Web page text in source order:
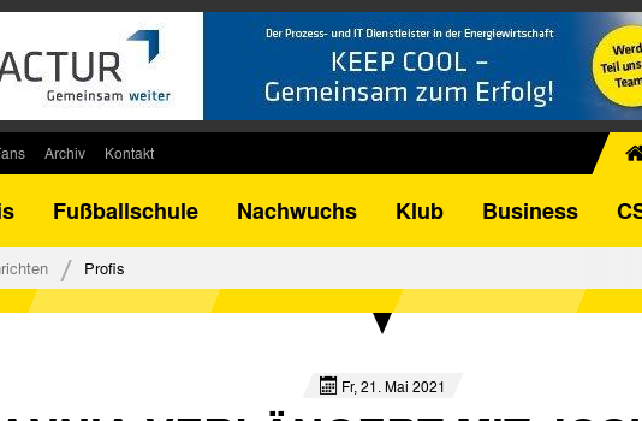
Fan-Klubs
Archiv
Bilanz DFB-Pokal
Kontakt
Fußballschule Nachwuchs Klub Business
Profis
Fr, 21. Mai 2021